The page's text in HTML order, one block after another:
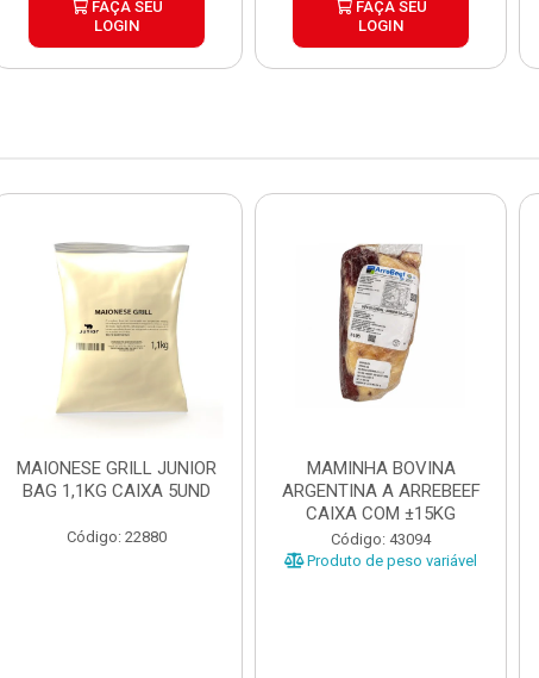
FAÇA SEU
LOGIN
FAÇA SEU
LOGIN
MAIONESE GRILL JUNIOR
BAG 1,1KG CAIXA 5UND
Código: 22880
MAMINHA BOVINA
ARGENTINA A ARREBEEF
CAIXA COM ±15KG
Código: 43094
Produto de peso variável